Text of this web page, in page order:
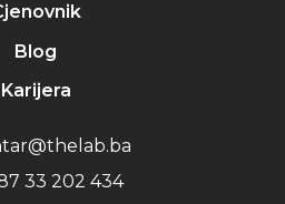
Blog
Karijera
33 202 434